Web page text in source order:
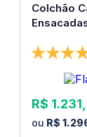
Colchão
R$ 1.231
R$ 1.